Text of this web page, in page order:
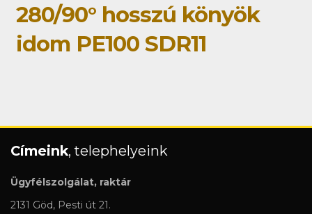
280/90° hosszú könyök
idom PE100 SDR11
Címeink, telephelyeink
Ügyfélszolgálat, raktár
2131 Göd, Pesti út 21.